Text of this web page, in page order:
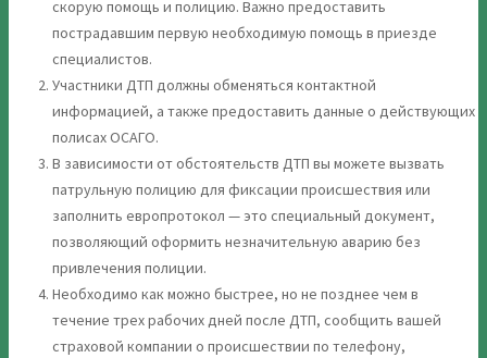
скорую помощь и полицию. Важно предоставить
пострадавшим первую необходимую помощь в приезде
специалистов.
Участники ДТП должны обменяться контактной
информацией, а также предоставить данные о действующих
полисах ОСАГО.
В зависимости от обстоятельств ДТП вы можете вызвать
патрульную полицию для фиксации происшествия или
заполнить европротокол — это специальный документ,
позволяющий оформить незначительную аварию без
привлечения полиции.
Необходимо как можно быстрее, но не позднее чем в
течение трех рабочих дней после ДТП, сообщить вашей
страховой компании о происшествии по телефону,